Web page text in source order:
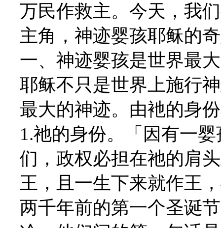
万民作救主。今天，我
主角，神迹婴孩耶稣的
一、神迹婴孩是世界最
耶稣不只是世界上施行
最大的神迹。由衪的身
1.祂的身份。「因有一
们，政权必担在祂的肩
王，且一生下来就作王
两千年前的第一个圣诞